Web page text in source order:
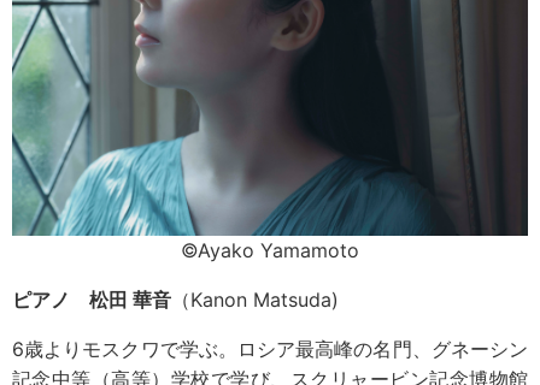
©Ayako Yamamoto
ピアノ 松田 華音 （Kanon Matsuda)
6歳よりモスクワで学ぶ。ロシア最高峰の名門、グネーシン
記念中等（高等）学校で学び、スクリャービン記念博物館